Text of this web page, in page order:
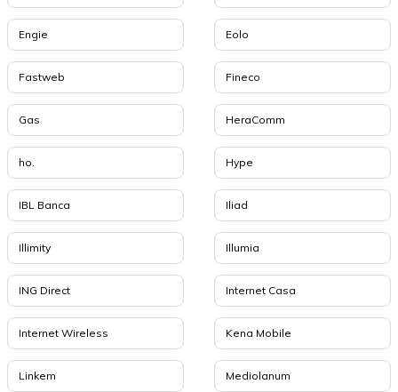
Engie Eolo
Fastweb Fineco
Gas HeraComm
ho. Hype
IBL Banca Iliad
Illimity Illumia
ING Direct Internet Casa
Internet Wireless Kena Mobile
Linkem Mediolanum